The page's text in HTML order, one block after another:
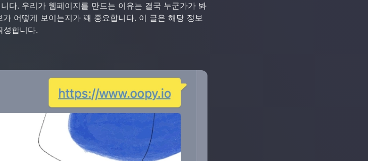
다. 우리가 웹페이지를 만드는 이유는 결국 누군가가 봐
어떻게 보이는지가 꽤 중요합니다. 이 글은 해당 정보
성합니다.